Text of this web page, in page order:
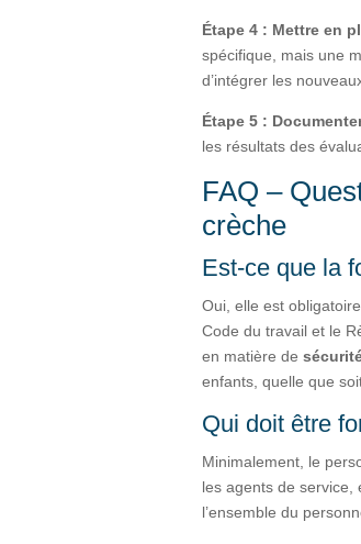
Étape 4 : Mettre en
spécifique, mais une
d’intégrer les
Étape 5 :
les résultats des
FAQ –
crèche
Est-ce que la
Oui, elle est
Code du travail et le
en matière de
enfants, quelle que
Qui doit être
Minimalement, le
les agents de service,
l’ensemble du